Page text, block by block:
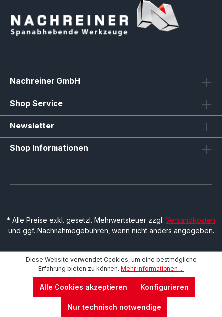
Nachreiner GmbH
Shop Service
Newsletter
Shop Informationen
* Alle Preise exkl. gesetzl. Mehrwertsteuer zzgl. Versandkosten
und ggf. Nachnahmegebühren, wenn nicht anders angegeben.
Diese Website verwendet Cookies, um eine bestmögliche
Erfahrung bieten zu können. Mehr Informationen ...
Alle Cookies akzeptieren Konfigurieren
Nur technisch notwendige